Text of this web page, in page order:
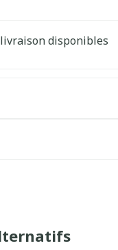
disponibles